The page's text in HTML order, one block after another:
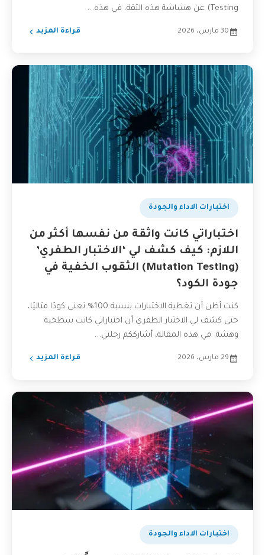
Testing) عن هشاشة هذه الثقة. في هذه...
30 مارس، 2026 قراءة المزيد
اختبارات الاداء والجودة
اختباراتي كانت واثقة من نفسها أكثر من
اللازم: كيف كشف لي ‘الاختبار الطفري’
(Mutation Testing) الثقوب الخفية في
جودة الكود؟
كنت أظن أن تغطية الاختبارات بنسبة 100% تعني كودًا مثاليًا،
حتى كشف لي الاختبار الطفري أن اختباراتي كانت سطحية
وهشة. في هذه المقالة، أشارككم رحلتي...
29 مارس، 2026 قراءة المزيد
اختبارات الاداء والجودة